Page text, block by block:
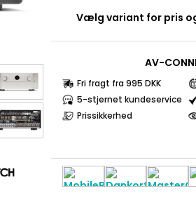
Vælg variant for pris
AV-
Fri fragt fra 995 DKK
5-stjernet kundeservice
Prissikkerhed